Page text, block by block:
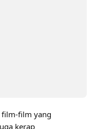
film-film yang
kerap